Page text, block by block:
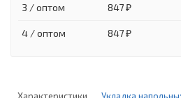
3 / оптом 847 ₽
4 / оптом 847 ₽